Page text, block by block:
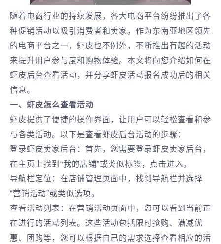
随着电商行业的持续发展，各大电商平台纷纷推出了各
种促销活动以吸引消费者和卖家。作为东南亚地区领先
的电商平台之一，虾皮也不例外，不断推出有趣的活动
来提升用户参与度和购物体验。本文将向您介绍如何在
虾皮后台查看活动，并分享虾皮活动报名成功后的相关
信息。
一、虾皮怎么查看活动
虾皮提供了便捷的操作界面，让用户可以轻松查看和参
与各类活动。以下是查看虾皮后台活动的步骤：
登录虾皮卖家后台：首先，您需要登录虾皮卖家后台，
在主页上找到“我的店铺”或类似标签，点击进入。
导航栏定位：在店铺管理页面中，找到导航栏并选择
“营销活动”或类似选项。
查看活动列表：在营销活动页面中，您可以看到当前正
在进行的活动列表。这些活动包括限时抢购、满减优
惠、团购等，您可以根据自己的需求选择查看相应的活